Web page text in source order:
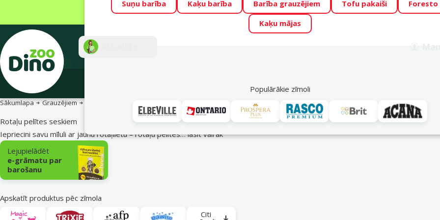
Visu mēnesi Dino Zoo piedāvā lieliskas cenas mīluļu TOP barībām! 🍖 →
Fotokonkurss “GADA ŪSAIŅI”! Varbūt tieši Tavs mīlulis būs 2027. gada
Suņu barība Kaķu barība Barība grauzējiem Tofu pakaiši
Foresto
Kaķu mājas
Populārākie zīmoli
Akciju piedāvājumi
Sākumlapa Grauzējiem
Rotaļu pelītes seskiem
Iepriecini savu mīluli ar jaunu rotaļlietu – rotaļu pelītes…lasīt vairāk
Apakškategorija
Lejupielādēt
e-grāmatu par
barošanu
Apskatīt produktus pēc zīmola
Citi